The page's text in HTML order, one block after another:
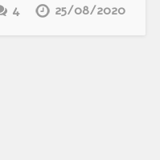
25/08/2020
4